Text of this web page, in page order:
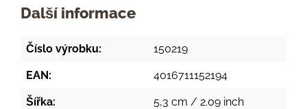
Další informace
Číslo výrobku: 150219
EAN: 4016711152194
Šířka: 5,3 cm / 2.09 inch